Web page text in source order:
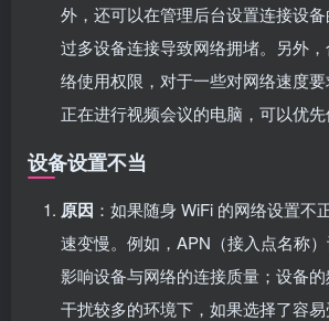
外，还可以在管理后台设置连接设
过多设备连接导致网络拥堵。另外
络使用权限，对于一些对网络速度
正在进行视频会议的电脑，可以优先
设备设置不当
原因 ：如果随身 WiFi 的网络设置不
速变慢。例如，APN（接入点名称
影响设备与网络的连接质量；设备
干扰较多的环境下，如果选择了容